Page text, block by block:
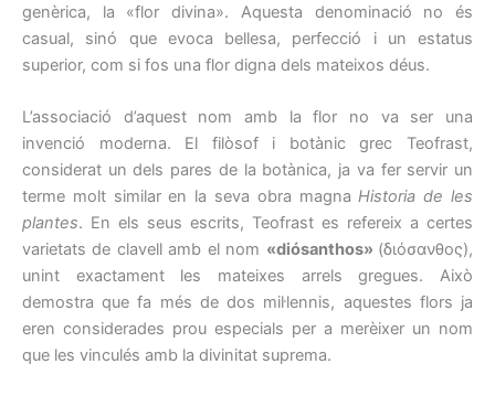
genèrica, la «flor divina». Aquesta denominació no és
casual, sinó que evoca bellesa, perfecció i un estatus
superior, com si fos una flor digna dels mateixos déus.
L’associació d’aquest nom amb la flor no va ser una
invenció moderna. El filòsof i botànic grec Teofrast,
considerat un dels pares de la botànica, ja va fer servir un
terme molt similar en la seva obra magnaHistoria de les
plantes. En els seus escrits, Teofrast es refereix a certes
varietats de clavell amb el nom «diósanthos» (διόσανθος),
unint exactament les mateixes arrels gregues. Això
demostra que fa més de dos mil·lennis, aquestes flors ja
eren considerades prou especials per a merèixer un nom
que les vinculés amb la divinitat suprema.